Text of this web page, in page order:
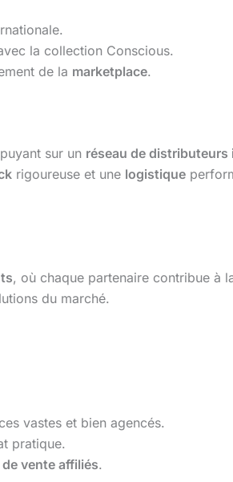
la collection Conscious.
de la marketplace.
sur un réseau de distributeurs
rigoureuse et une logistique
, où chaque partenaire contribue à
du marché.
vastes et bien agencés.
pratique.
vente affiliés.